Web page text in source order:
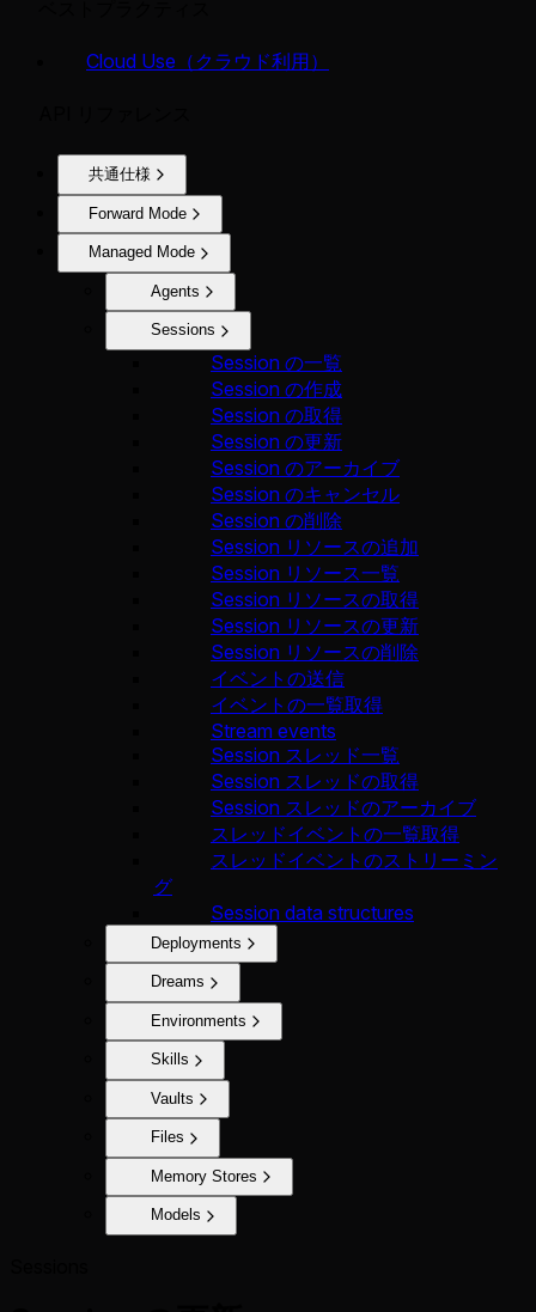
Cloud Use（クラウド利用）
共通仕様
Forward Mode
Managed Mode
Agents
Sessions
Session の一覧
Session の作成
Session の取得
Session の更新
Session のアーカイブ
Session のキャンセル
Session の削除
Session リソースの追加
Session リソース一覧
Session リソースの取得
Session リソースの更新
Session リソースの削除
イベントの送信
イベントの一覧取得
Stream events
Session スレッド一覧
Session スレッドの取得
Session スレッドのアーカイブ
スレッドイベントの一覧取得
スレッドイベントのストリーミン
グ
Session data structures
Deployments
Dreams
Environments
Skills
Vaults
Files
Memory Stores
Models